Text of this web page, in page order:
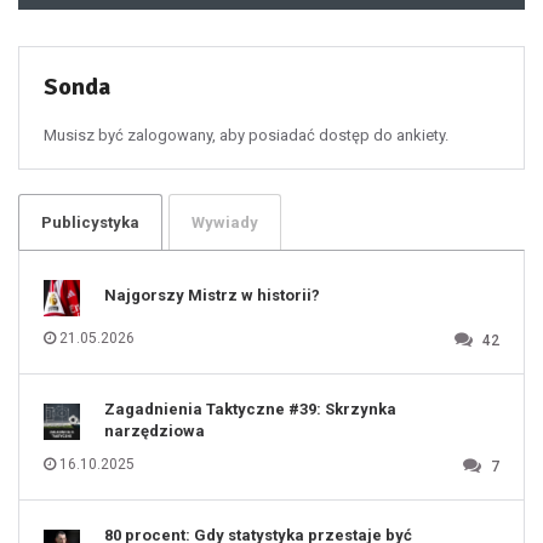
Sonda
Musisz być zalogowany, aby posiadać dostęp do ankiety.
Publicystyka Wywiady
Najgorszy Mistrz w historii?
21.05.2026 42
Zagadnienia Taktyczne #39: Skrzynka
narzędziowa
16.10.2025 7
80 procent: Gdy statystyka przestaje być